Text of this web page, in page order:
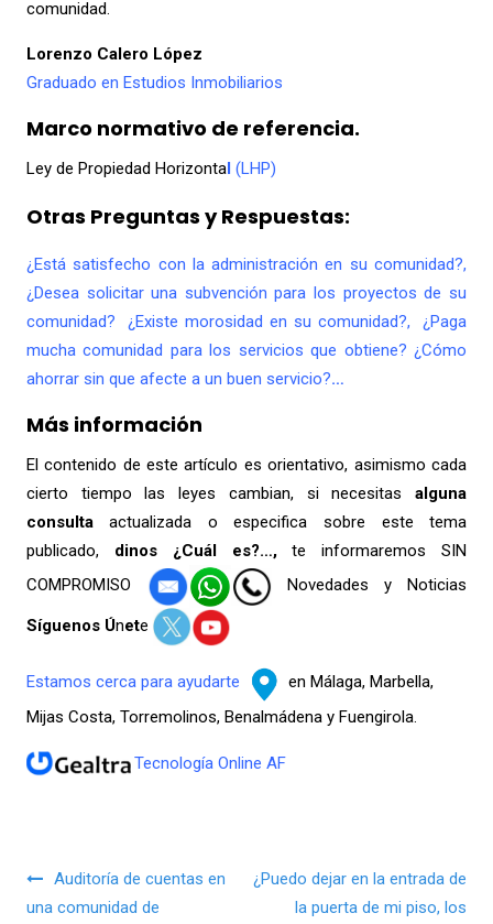
comunidad.
Lorenzo Calero López
Graduado en Estudios Inmobiliarios
Marco normativo de referencia.
Ley de Propiedad Horizontal (LHP)
Otras Preguntas y Respuestas:
¿Está satisfecho con la administración en su comunidad?,
¿Desea solicitar una subvención para los proyectos de su
comunidad? ¿Existe morosidad en su comunidad?, ¿Paga
mucha comunidad para los servicios que obtiene? ¿Cómo
ahorrar sin que afecte a un buen servicio?…
Más información
El contenido de este artículo es orientativo, asimismo cada
cierto tiempo las leyes cambian, si necesitas alguna
consultaactualizada o especifica sobre este tema
publicado, dinos ¿Cuál es?…,te informaremos SIN
COMPROMISO
Novedades y Noticias
Síguenos Únete
Estamos cerca para ayudarte
en Málaga, Marbella,
Mijas Costa, Torremolinos, Benalmádena y Fuengirola.
Tecnología Online AF
Navegación de entradas
Auditoría de cuentas en
una comunidad de
¿Puedo dejar en la entrada de
la puerta de mi piso, los